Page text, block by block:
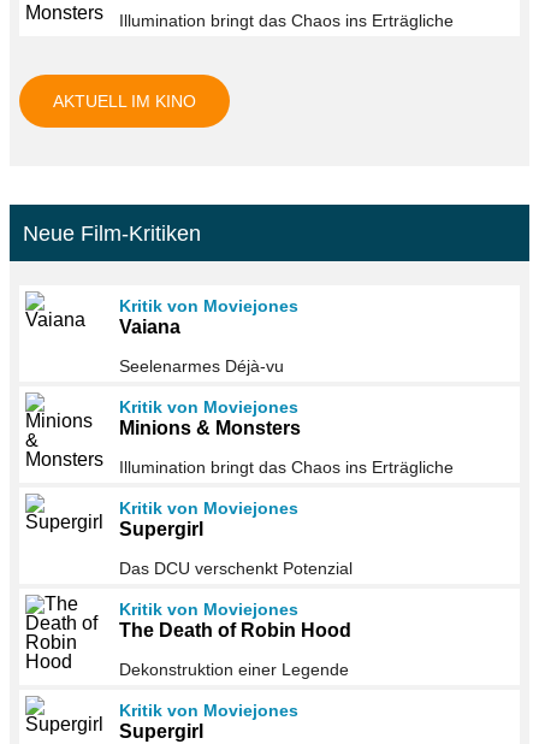
Illumination bringt das Chaos ins Erträgliche
AKTUELL IM KINO
Neue Film-Kritiken
Kritik von Moviejones
Vaiana
Seelenarmes Déjà-vu
Kritik von Moviejones
Minions & Monsters
Illumination bringt das Chaos ins Erträgliche
Kritik von Moviejones
Supergirl
Das DCU verschenkt Potenzial
Kritik von Moviejones
The Death of Robin Hood
Dekonstruktion einer Legende
Kritik von Moviejones
Supergirl